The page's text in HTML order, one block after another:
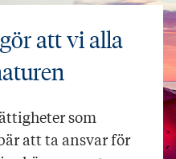
att vi alla
som
att ta ansvar för